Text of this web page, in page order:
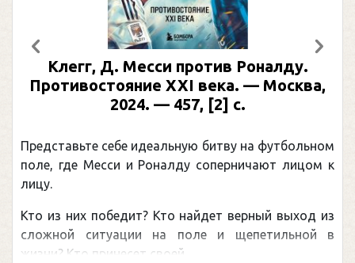
Клегг, Д. Месси против Роналду.
Противостояние XXI века. — Москва,
2024. — 457, [2] с.
Представьте себе идеальную битву на футбольном
поле, где Месси и Роналду соперничают лицом к
лицу.
Кто из них победит? Кто найдет верный выход из
сложной ситуации на поле и щепетильной в
жизни? Кто принесет своей ...
Предыдущий